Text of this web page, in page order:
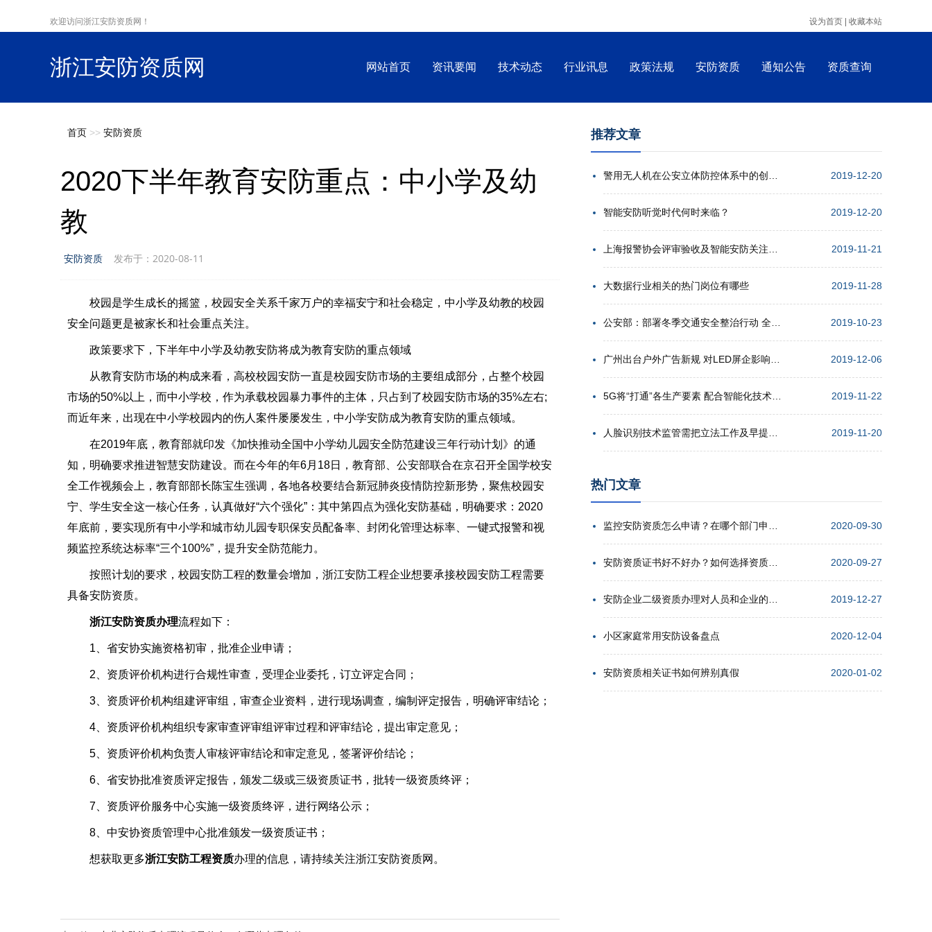
欢迎访问浙江安防资质网！ 设为首页 | 收藏本站
浙江安防资质网 网站首页 资讯要闻 技术动态 行业讯息 政策法规 安防资质 通知公告 资质查询
首页 >> 安防资质
2020下半年教育安防重点：中小学及幼
教
安防资质 发布于：2020-08-11
校园是学生成长的摇篮，校园安全关系千家万户的幸福安宁和社会稳定，中小学及幼教的校园
安全问题更是被家长和社会重点关注。
政策要求下，下半年中小学及幼教安防将成为教育安防的重点领域
从教育安防市场的构成来看，高校校园安防一直是校园安防市场的主要组成部分，占整个校园
市场的50%以上，而中小学校，作为承载校园暴力事件的主体，只占到了校园安防市场的35%左右;
而近年来，出现在中小学校园内的伤人案件屡屡发生，中小学安防成为教育安防的重点领域。
在2019年底，教育部就印发《加快推动全国中小学幼儿园安全防范建设三年行动计划》的通
知，明确要求推进智慧安防建设。而在今年的年6月18日，教育部、公安部联合在京召开全国学校安
全工作视频会上，教育部部长陈宝生强调，各地各校要结合新冠肺炎疫情防控新形势，聚焦校园安
宁、学生安全这一核心任务，认真做好“六个强化”：其中第四点为强化安防基础，明确要求：2020
年底前，要实现所有中小学和城市幼儿园专职保安员配备率、封闭化管理达标率、一键式报警和视
频监控系统达标率“三个100%”，提升安全防范能力。
按照计划的要求，校园安防工程的数量会增加，浙江安防工程企业想要承接校园安防工程需要
具备安防资质。
浙江安防资质办理流程如下：
1、省安协实施资格初审，批准企业申请；
2、资质评价机构进行合规性审查，受理企业委托，订立评定合同；
3、资质评价机构组建评审组，审查企业资料，进行现场调查，编制评定报告，明确评审结论；
4、资质评价机构组织专家审查评审组评审过程和评审结论，提出审定意见；
5、资质评价机构负责人审核评审结论和审定意见，签署评价结论；
6、省安协批准资质评定报告，颁发二级或三级资质证书，批转一级资质终评；
7、资质评价服务中心实施一级资质终评，进行网络公示；
8、中安协资质管理中心批准颁发一级资质证书；
想获取更多浙江安防工程资质办理的信息，请持续关注浙江安防资质网。
推荐文章
2019-12-20
智能安防听觉时代何时来临？ 2019-12-20
2019-11-21
大数据行业相关的热门岗位有哪些 2019-11-28
2019-10-23
2019-12-06
2019-11-22
2019-11-20
热门文章
2020-09-30
2020-09-27
2019-12-27
小区家庭常用安防设备盘点 2020-12-04
安防资质相关证书如何辨别真假 2020-01-02